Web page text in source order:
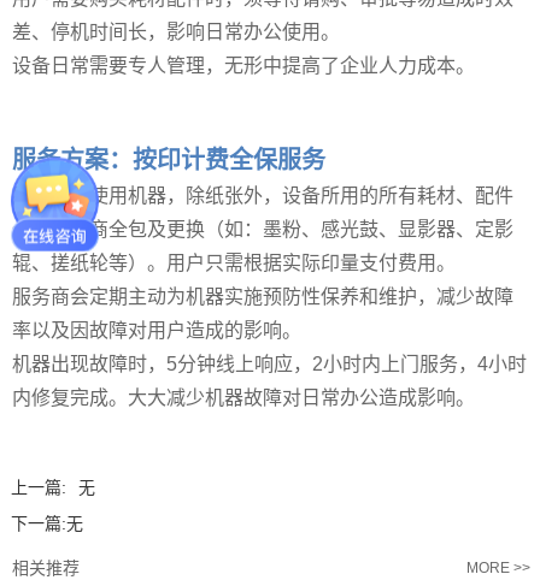
差、停机时间长，影响日常办公使用。
设备日常需要专人管理，无形中提高了企业人力成本。
服务方案：按印计费全保服务
用户只管使用机器，除纸张外，设备所用的所有耗材、配件
全由服务商全包及更换（如：墨粉、感光鼓、显影器、定影
辊、搓纸轮等）。用户只需根据实际印量支付费用。
服务商会定期主动为机器实施预防性保养和维护，减少故障
率以及因故障对用户造成的影响。
机器出现故障时， 5分钟线上响应，2小时内上门服务，4小时
内修复完成。大大减少机器故障对日常办公造成影响。
上一篇:
无
下一篇:无
相关推荐 MORE >>